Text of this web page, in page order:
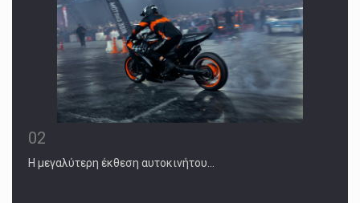
02
Η μεγαλύτερη έκθεση αυτοκινήτου…